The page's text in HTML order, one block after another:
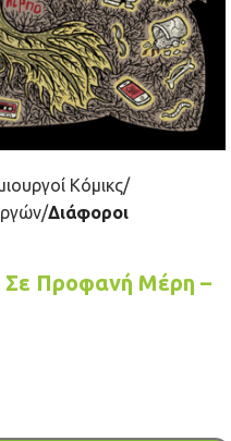
Κόμικς
Διάφοροι
Σε Προφανή Μέρη –